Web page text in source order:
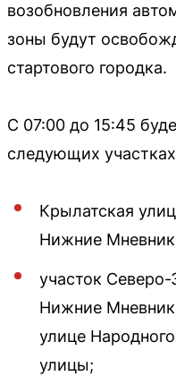
возобновления
зоны будут
стартового городка.
С 07:00 до 15:45
следующих
Крылатская
Нижние
участок
Нижние
улице
улицы;